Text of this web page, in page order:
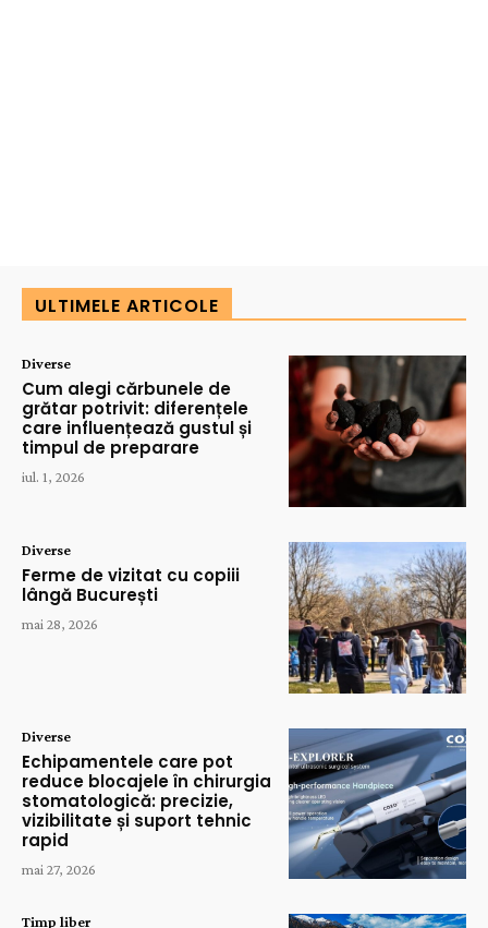
ULTIMELE ARTICOLE
Diverse
Cum alegi cărbunele de
grătar potrivit: diferențele
care influențează gustul și
timpul de preparare
iul. 1, 2026
Diverse
Ferme de vizitat cu copiii
lângă București
mai 28, 2026
Diverse
Echipamentele care pot
reduce blocajele în chirurgia
stomatologică: precizie,
vizibilitate și suport tehnic
rapid
mai 27, 2026
Timp liber